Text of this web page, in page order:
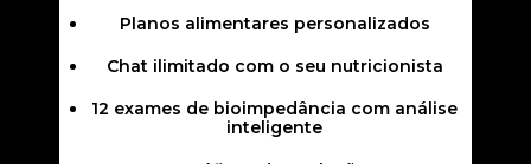
Planos alimentares personalizados
Chat ilimitado com o seu nutricionista
12 exames de bioimpedância com análise
inteligente